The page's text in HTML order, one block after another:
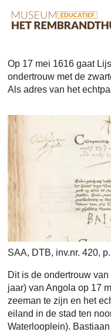
Op 17 mei 1616 gaat
ondertrouw met de
Als adres van het
SAA, DTB, inv.nr. 420,
Dit is de ondertrouw
jaar) van Angola op 17
zeeman te zijn en het
eiland in de stad ten
Waterlooplein).